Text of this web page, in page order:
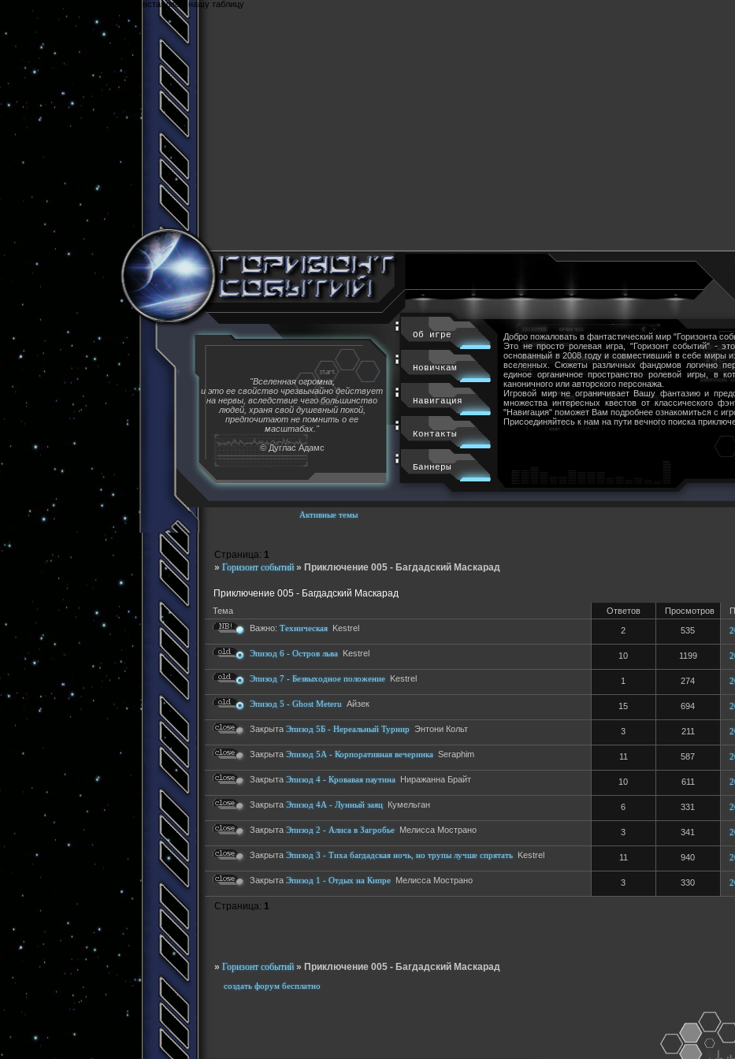
Cюда вставляем нашу таблицу
Активные темы
"Вселенная огромна,
и это ее свойство чрезвычайно действует
на нервы, вследствие чего большинство
людей, храня свой душевный покой,
предпочитают не помнить о ее
масштабах."
© Дуглас Адамс
Об игре
Новичкам
Навигация
Контакты
Баннеры
Добро пожаловать в фантастический мир "Горизонта
Это не просто ролевая игра, "Горизонт событий" -
основанный в 2008 году и совместивший в себе миры
вселенных. Сюжеты различных фандомов логично
единое органичное пространство ролевой игры, в
каноничного или авторского персонажа.
Игровой мир не ограничивает Вашу фантазию и
множества интересных квестов от классического
"Навигация" поможет Вам подробнее ознакомиться с
Присоединяйтесь к нам на пути вечного поиска
» Горизонт событий » Приключение 005 - Багдадский Маскарад
Приключение 005 - Багдадский Маскарад
Страница: 1
Тема Ответов Просмотров
Важно: Техническая Kestrel 2 535
Эпизод 6 - Остров льва Kestrel 10 1199
Эпизод 7 - Безвыходное положение Kestrel 1 274
Эпизод 5 - Ghost Meteru Айзек 15 694
Закрыта Эпизод 5Б - Нереальный Турнир Энтони Кольт 3 211
Закрыта Эпизод 5А - Корпоративная вечеринка Seraphim 11 587
Закрыта Эпизод 4 - Кровавая паутина Ниражанна Брайт 10 611
Закрыта Эпизод 4А - Лунный заяц Кумельган 6 331
Закрыта Эпизод 2 - Алиса в Загробье Мелисса Мострано 3 341
Закрыта Эпизод 3 - Тиха багдадская ночь, но трупы лучше спрятать Kestrel 11 940
Закрыта Эпизод 1 - Отдых на Кипре Мелисса Мострано 3 330
Страница: 1
» Горизонт событий » Приключение 005 - Багдадский Маскарад
создать форум бесплатно